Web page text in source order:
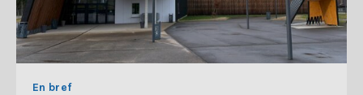
En bref